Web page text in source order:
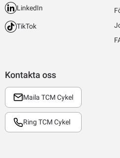
Kontakta oss
Maila TCM Cykel
Ring TCM Cykel
LinkedIn
TikTok